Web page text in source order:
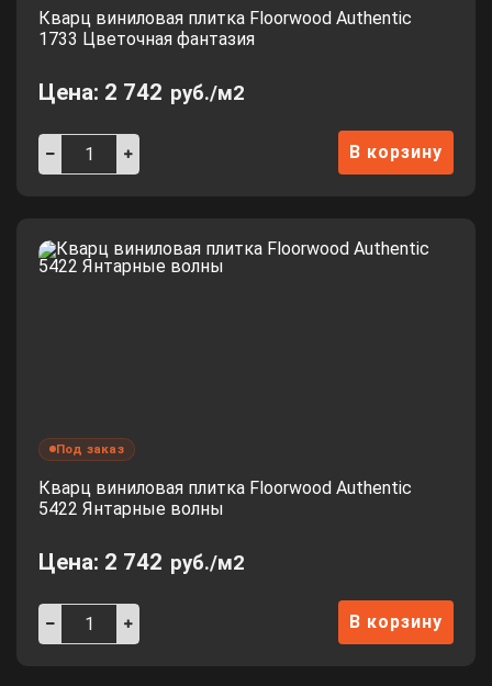
Кварц виниловая плитка Floorwood Authentic
1733 Цветочная фантазия
Цена: 2 742 руб./м2
В корзину
Под заказ
Кварц виниловая плитка Floorwood Authentic
5422 Янтарные волны
Цена: 2 742 руб./м2
В корзину